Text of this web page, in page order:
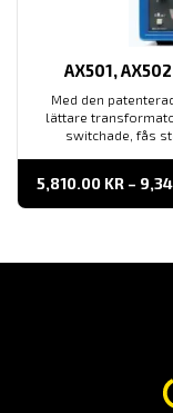
AX501,
Med den
lättare
switchade, fås
5,810.00 KR –